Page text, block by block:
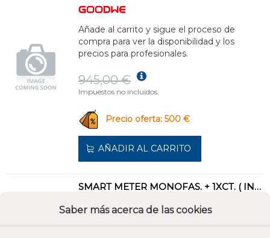
Saber más acerca de las cookies
Añade al carrito y sigue el proceso de
compra para ver la disponibilidad y los
precios para profesionales.
945,00 €
Impuestos no incluidos.
Precio oferta: 500 €
AÑADIR AL CARRITO
SMART METER MONOFAS. + 1XCT. ( INVERSORES MONOFASICO)